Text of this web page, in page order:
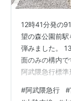
12時41分発の
望の森公園前
弾みました。
面のみの構内で
阿武隈急行標準
月１日に開業し
#阿武隈急行 #